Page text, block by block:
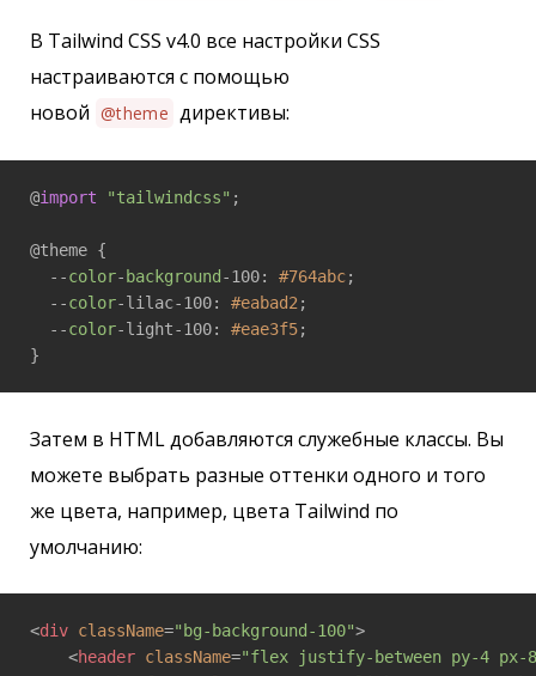
В Tailwind CSS v4.0 все настройки CSS
настраиваются с помощью
новой @theme директивы:
@import "tailwindcss" ;
@theme {
  --
color- background -100: #764abc;
  --
color-lilac-100: #eabad2;
  --
color-light-100: #eae3f5;
}
Затем в HTML добавляются служебные классы. Вы
можете выбрать разные оттенки одного и того
же цвета, например, цвета Tailwind по
умолчанию:
<div className="bg-background-100">
<header className="flex justify-between py-4 px-